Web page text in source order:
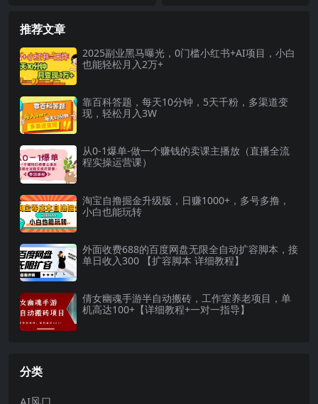
推荐文章
2025副业黑马曝光，0门槛小红书+AI项目，小白
也能轻松月入2万+
靠百科答题，每天10分钟，5天千粉，多渠道变
现，轻松月入3W
从0-1爆单-做一个赚钱的卖课主播放（直播全流
程实操运营课）
淘宝自撸掘金升级版，日赚1000+，多号多撸，
小白也能玩转
外面收费688的百度网盘无限全自动扩容脚本，接
单日收入300 【扩容脚本 详细教程】
倩女幽魂手游半自动搬砖，工作室养老项目，单
机高达100+【详细教程+一对一指导】
分类
AI风口